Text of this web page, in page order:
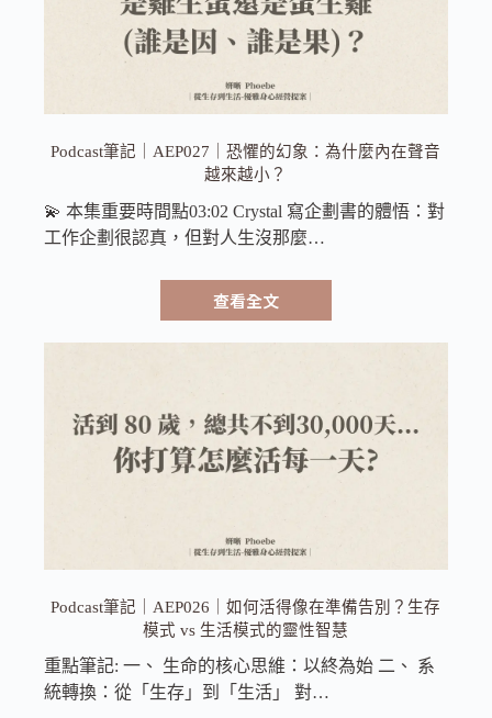
Podcast筆記｜AEP027｜恐懼的幻象：為什麼內在聲音
越來越小？
💫 本集重要時間點03:02 Crystal 寫企劃書的體悟：對
工作企劃很認真，但對人生沒那麼…
查看全文
Podcast筆記｜AEP026｜如何活得像在準備告別？生存
模式 vs 生活模式的靈性智慧
重點筆記: 一、 生命的核心思維：以終為始 二、 系
統轉換：從「生存」到「生活」 對…